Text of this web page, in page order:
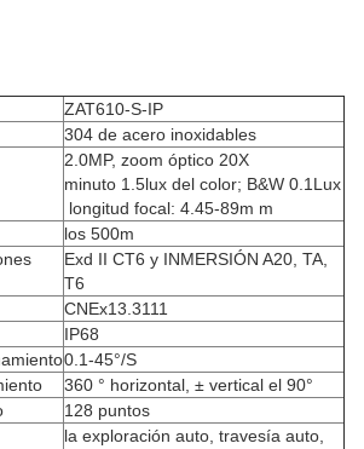
ZAT610-S-IP
304 de acero inoxidables
2.0MP, zoom óptico 20X
minuto 1.5lux del color; B&W 0.1Lux
longitud focal: 4.45-89m m
los 500m
Exd II CT6 y INMERSIÓN A20, TA,
T6
CNEx13.3111
IP68
0.1-45°/S
360 ° horizontal, ± vertical el 90°
128 puntos
la exploración auto, travesía auto,